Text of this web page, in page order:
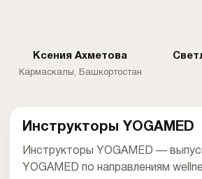
Ксения Ахметова
Кармаскалы, Башкортостан
Инструкторы YOGAMED
Инструкторы YOGAMED —
YOGAMED по направлениям